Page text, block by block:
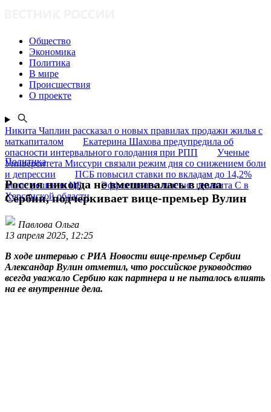
Общество
Экономика
Политика
В мире
Происшествия
О проекте
Никита Чаплин рассказал о новых правилах продажи жилья с
маткапиталом
Екатерина Шахова предупредила об
опасности интервального голодания при РПП
Ученые
Университета Миссури связали режим дня со снижением боли
и депрессии
ПСБ повысил ставки по вкладам до 14,2%
после решения ЦБ
Эффективное лечение гепатита C в
Херсонской области
Политика
Россия никогда не вмешивалась в дела
Сербии, подчеркивает вице-премьер Вулин
Павлова Ольга
13 апреля 2025, 12:25
В ходе интервью с РИА Новости вице-премьер Сербии
Александар Вулин отметил, что российское руководство
всегда уважало Сербию как партнера и не пыталось влиять
на ее внутренние дела.